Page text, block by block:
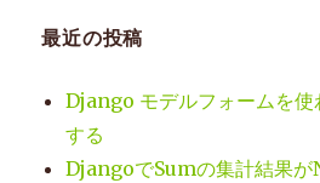
最近の投稿
Django モデルフォームを
する
DjangoでSumの集計結果が